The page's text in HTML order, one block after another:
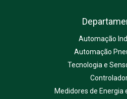
Automação
Automação
Tecnologia e
Medidores de Energia